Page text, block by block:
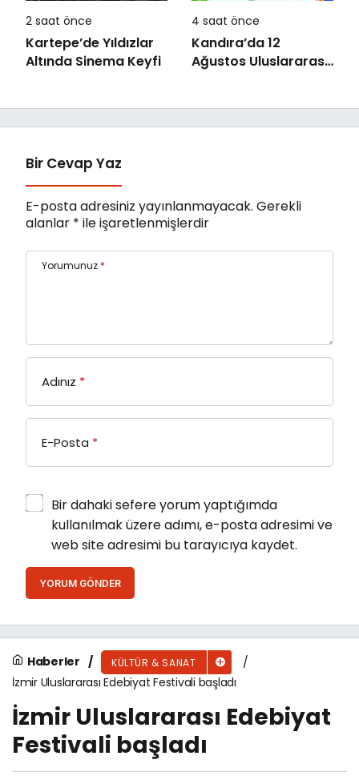
2 saat önce
Kartepe’de Yıldızlar
Altında Sinema Keyfi
4 saat önce
Kandıra’da 12
Ağustos Uluslararası
Bir Cevap Yaz
E-posta adresiniz yayınlanmayacak. Gerekli
alanlar * ile işaretlenmişlerdir
Yorumunuz *
Adınız *
E-Posta *
Bir dahaki sefere yorum yaptığımda
kullanılmak üzere adımı, e-posta adresimi ve
web site adresimi bu tarayıcıya kaydet.
YORUM GÖNDER
Haberler KÜLTÜR & SANAT
İzmir Uluslararası Edebiyat Festivali başladı
İzmir Uluslararası Edebiyat
Festivali başladı